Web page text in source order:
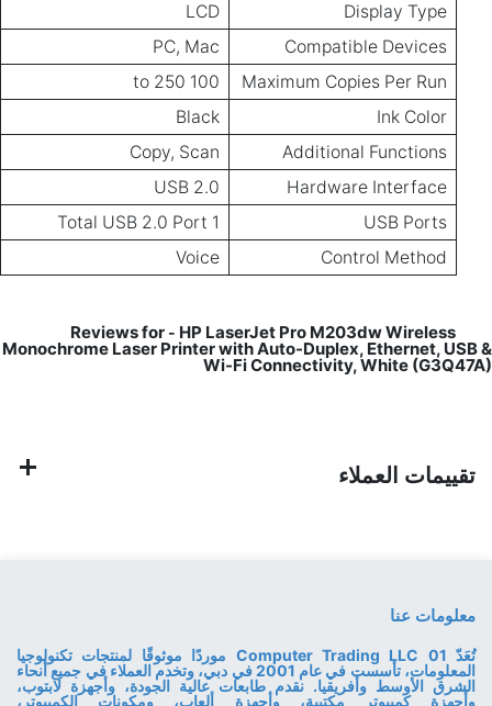
Display Type
LCD
Compatible Devices
PC, Mac
Maximum Copies Per Run
100 to 250
Ink Color
Black
Additional Functions
Copy, Scan
Hardware Interface
USB 2.0
USB Ports
1 Total USB 2.0 Port
Control Method
Voice
- HP LaserJet Pro M203dw Wireless
Monochrome Laser Printer with Auto-Duplex, Ethernet, USB &
Wi-Fi Connectivity, White (G3Q47A)
تقييمات العملاء
معلومات عنا
تُعَدّ 01 Computer Trading LLC موردًا موثوقًا لمنتجات تكنولوجيا
المعلومات، تأسست في عام 2001 في دبي، وتخدم العملاء في جميع أنحاء
الشرق الأوسط وأفريقيا. نقدم طابعات عالية الجودة، وأجهزة لابتوب،
وأجهزة كمبيوتر مكتبية، وأجهزة ألعاب، ومكونات الكمبيوتر،